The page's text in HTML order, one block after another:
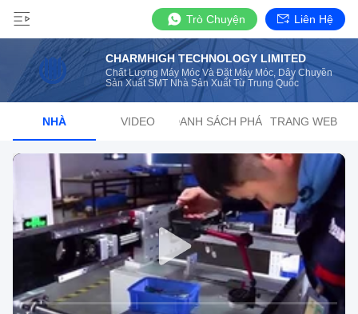
Trò Chuyện Liên Hệ
CHARMHIGH TECHNOLOGY LIMITED
Chất Lượng Máy Móc Và Đặt Máy Móc, Dây Chuyền
Sản Xuất SMT Nhà Sản Xuất Từ Trung Quốc
NHÀ VIDEO DANH SÁCH PHÁT TRANG WEB